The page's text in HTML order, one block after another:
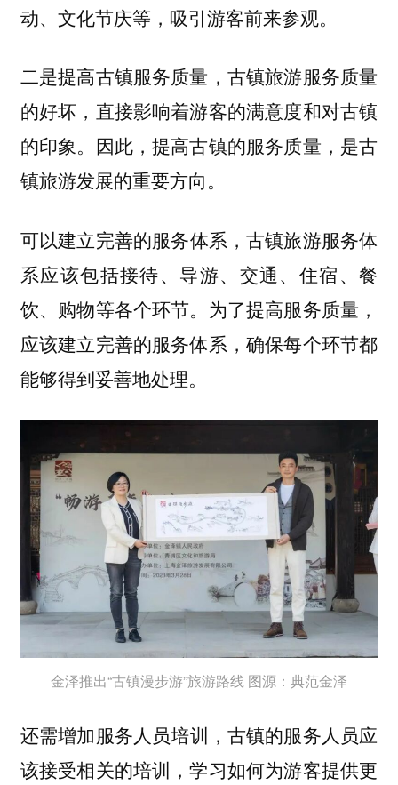
动、文化节庆等，吸引游客前来参观。
二是提高古镇服务质量 ，古镇旅游服务质量
的好坏，直接影响着游客的满意度和对古镇
的印象。因此，提高古镇的服务质量，是古
镇旅游发展的重要方向。
可以建立完善的服务体系 ，古镇旅游服务体
系应该包括接待、导游、交通、住宿、餐
饮、购物等各个环节。为了提高服务质量，
应该建立完善的服务体系，确保每个环节都
能够得到妥善地处理。
金泽推出“古镇漫步游”旅游路线 图源：典范金泽
还需增加服务人员培训 ，古镇的服务人员应
该接受相关的培训，学习如何为游客提供更